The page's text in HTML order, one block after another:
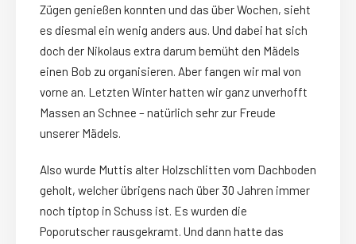
Zügen genießen konnten und das über Wochen, sieht
es diesmal ein wenig anders aus. Und dabei hat sich
doch der Nikolaus extra darum bemüht den Mädels
einen Bob zu organisieren. Aber fangen wir mal von
vorne an. Letzten Winter hatten wir ganz unverhofft
Massen an Schnee – natürlich sehr zur Freude
unserer Mädels.
Also wurde Muttis alter Holzschlitten vom Dachboden
geholt, welcher übrigens nach über 30 Jahren immer
noch tiptop in Schuss ist. Es wurden die
Poporutscher rausgekramt. Und dann hatte das